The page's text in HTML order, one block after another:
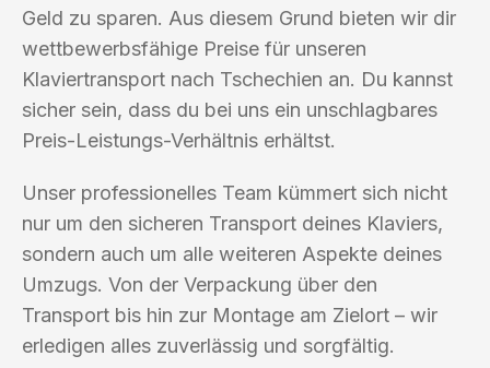
Geld zu sparen. Aus diesem Grund bieten wir dir
wettbewerbsfähige Preise für unseren
Klaviertransport nach Tschechien an. Du kannst
sicher sein, dass du bei uns ein unschlagbares
Preis-Leistungs-Verhältnis erhältst.
Unser professionelles Team kümmert sich nicht
nur um den sicheren Transport deines Klaviers,
sondern auch um alle weiteren Aspekte deines
Umzugs. Von der Verpackung über den
Transport bis hin zur Montage am Zielort – wir
erledigen alles zuverlässig und sorgfältig.